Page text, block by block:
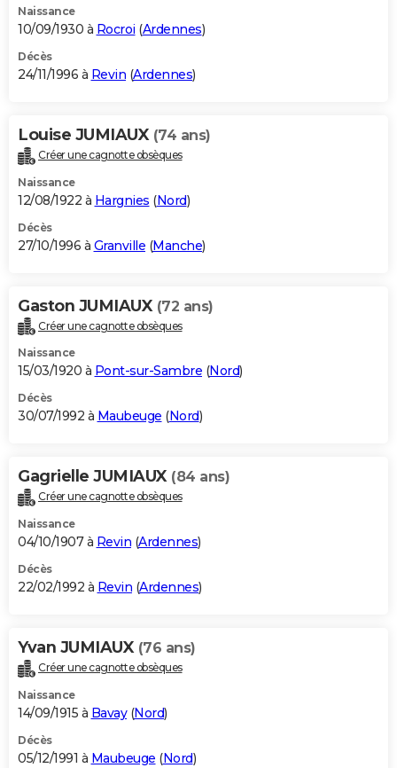
Naissance
10/09/1930 à Rocroi (Ardennes)
Décès
24/11/1996 à Revin (Ardennes)
Louise JUMIAUX (74 ans)
Créer une cagnotte obsèques
Naissance
12/08/1922 à Hargnies (Nord)
Décès
27/10/1996 à Granville (Manche)
Gaston JUMIAUX (72 ans)
Créer une cagnotte obsèques
Naissance
15/03/1920 à Pont-sur-Sambre (Nord)
Décès
30/07/1992 à Maubeuge (Nord)
Gagrielle JUMIAUX (84 ans)
Créer une cagnotte obsèques
Naissance
04/10/1907 à Revin (Ardennes)
Décès
22/02/1992 à Revin (Ardennes)
Yvan JUMIAUX (76 ans)
Créer une cagnotte obsèques
Naissance
14/09/1915 à Bavay(Nord)
Décès
05/12/1991 à Maubeuge (Nord)